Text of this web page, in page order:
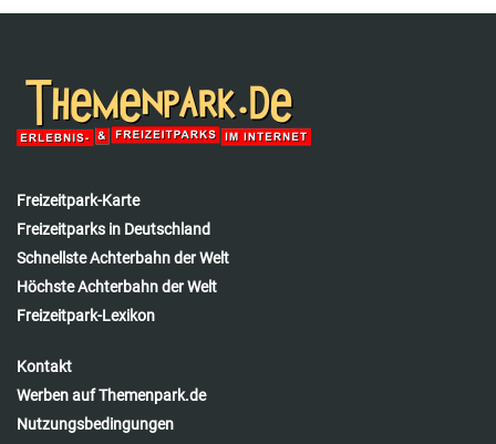
Freizeitpark-Karte
Freizeitparks in Deutschland
Schnellste Achterbahn der Welt
Höchste Achterbahn der Welt
Freizeitpark-Lexikon
Kontakt
Werben auf Themenpark.de
Nutzungsbedingungen